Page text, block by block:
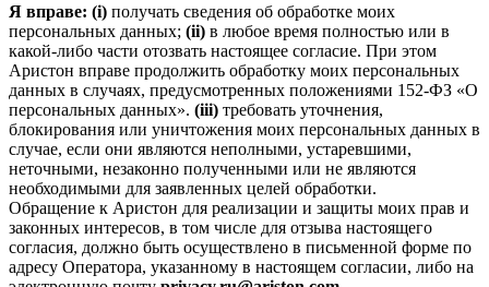
Я вправе: (i) получать сведения об обработке моих
персональных данных; (ii) в любое время полностью или в
какой-либо части отозвать настоящее согласие. При этом
Аристон вправе продолжить обработку моих персональных
данных в случаях, предусмотренных положениями 152-ФЗ «О
персональных данных». (iii) требовать уточнения,
блокирования или уничтожения моих персональных данных в
случае, если они являются неполными, устаревшими,
неточными, незаконно полученными или не являются
необходимыми для заявленных целей обработки.
Обращение к Аристон для реализации и защиты моих прав и
законных интересов, в том числе для отзыва настоящего
согласия, должно быть осуществлено в письменной форме по
адресу Оператора, указанному в настоящем согласии, либо на